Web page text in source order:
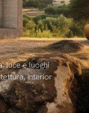
luce e luoghi
interior